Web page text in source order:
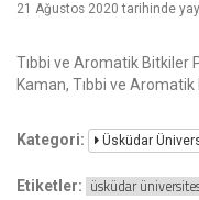
21 Ağustos 2020 tarihinde
Tıbbi ve Aromatik Bitkiler
Kaman, Tıbbi ve Aromatik
Kategori: Üsküdar
Etiketler: üsküdar